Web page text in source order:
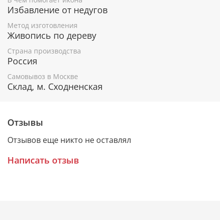
Покровитель внутренних войск России.
Гарантия подлинности
К каждому живописному образу прикладывается
номерное свидетельство, в котором подробно
расписана вся информация об иконе:
Церкви.
Подарочная упаковка
Избавление от недугов
Метод изготовления
Живопись по дереву
Страна производства
Россия
Самовывоз в Москве
Склад, м. Сходненская
Отзывы
Отзывов еще никто не оставлял
Написать отзыв